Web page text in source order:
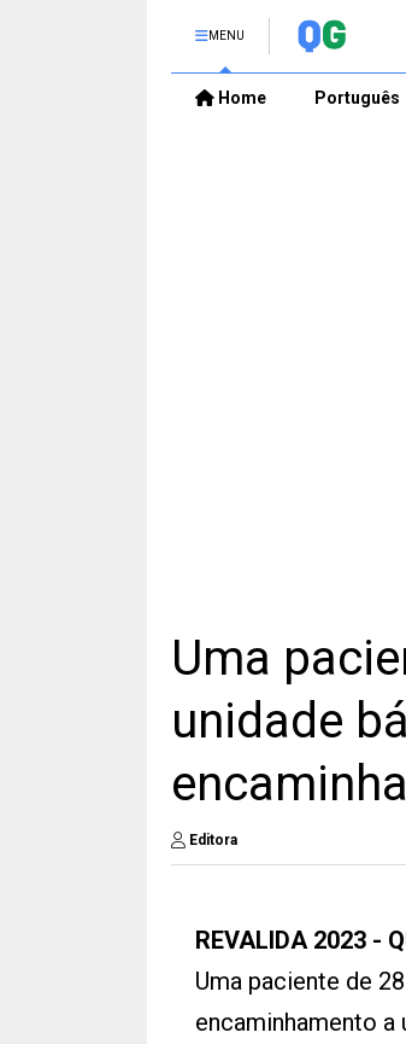
MENU
Home Português
Uma
unidade
Editora
REVALIDA 2023 -
Uma paciente de
encaminhamento